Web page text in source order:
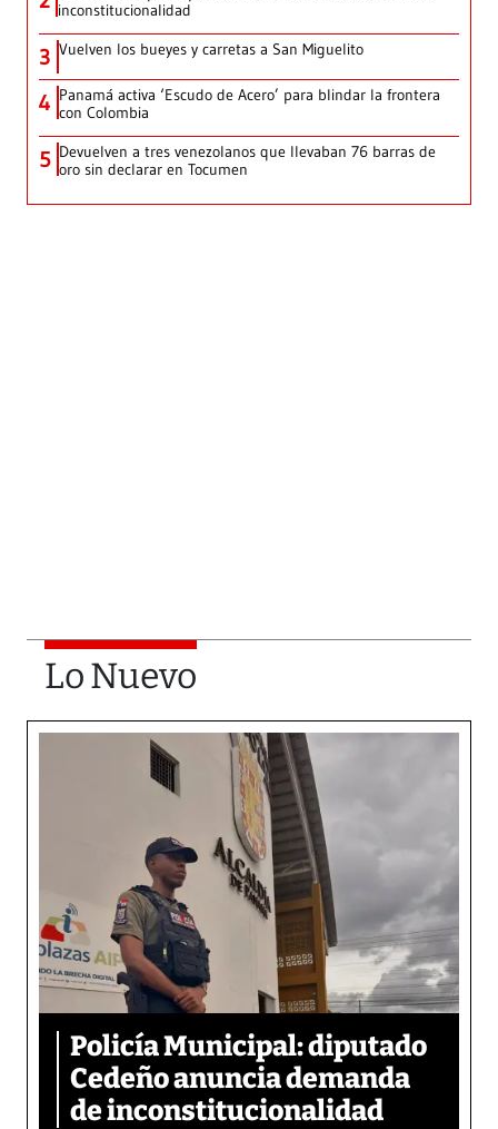
inconstitucionalidad
3 Vuelven los bueyes y carretas a San Miguelito
4 Panamá activa ‘Escudo de Acero’ para blindar la frontera
con Colombia
5 Devuelven a tres venezolanos que llevaban 76 barras de
oro sin declarar en Tocumen
Lo Nuevo
Policía Municipal: diputado
Cedeño anuncia demanda
de inconstitucionalidad